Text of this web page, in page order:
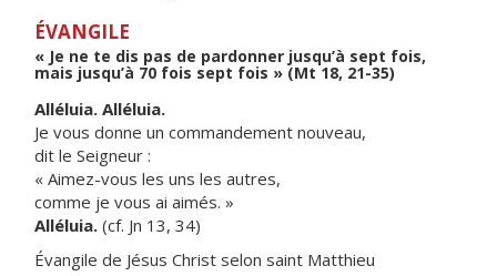
ÉVANGILE
« Je ne te dis pas de pardonner jusqu’à sept fois,
mais jusqu’à 70 fois sept fois » (Mt 18, 21-35)
Alléluia. Alléluia.
Je vous donne un commandement nouveau,
dit le Seigneur :
« Aimez-vous les uns les autres,
comme je vous ai aimés. »
Alléluia. (cf. Jn 13, 34)
Évangile de Jésus Christ selon saint Matthieu